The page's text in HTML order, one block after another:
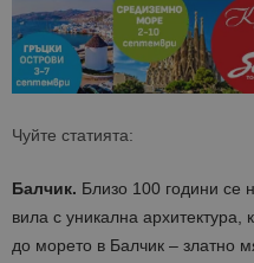
Чуйте статията:
Балчик. Близо 100 години се
вила с уникална
до морето в Балчик – златно